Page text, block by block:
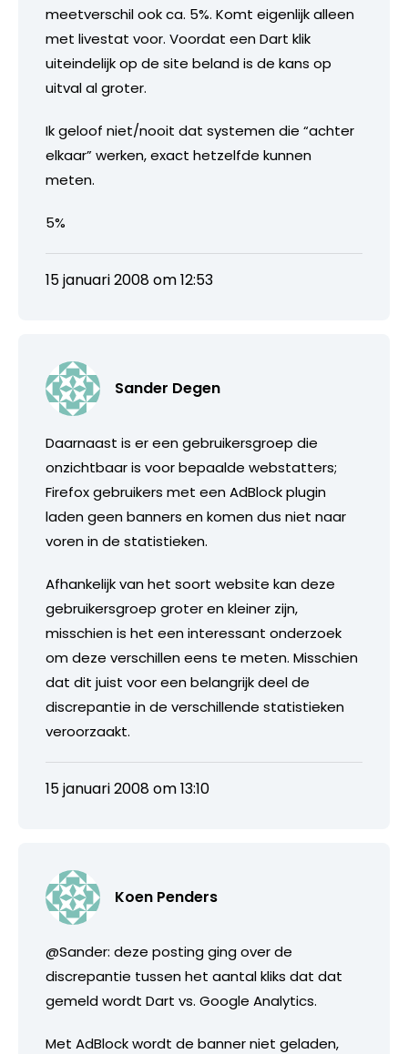
meetverschil ook ca. 5%. Komt eigenlijk alleen
met livestat voor. Voordat een Dart klik
uiteindelijk op de site beland is de kans op
uitval al groter.
Ik geloof niet/nooit dat systemen die “achter
elkaar” werken, exact hetzelfde kunnen
meten.
5%
15 januari 2008 om 12:53
Sander Degen
Daarnaast is er een gebruikersgroep die
onzichtbaar is voor bepaalde webstatters;
Firefox gebruikers met een AdBlock plugin
laden geen banners en komen dus niet naar
voren in de statistieken.
Afhankelijk van het soort website kan deze
gebruikersgroep groter en kleiner zijn,
misschien is het een interessant onderzoek
om deze verschillen eens te meten. Misschien
dat dit juist voor een belangrijk deel de
discrepantie in de verschillende statistieken
veroorzaakt.
15 januari 2008 om 13:10
Koen Penders
@Sander: deze posting ging over de
discrepantie tussen het aantal kliks dat dat
gemeld wordt Dart vs. Google Analytics.
Met AdBlock wordt de banner niet geladen,